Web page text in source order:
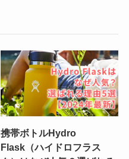
携帯ボトルHydro
Flask（ハイドロフラス